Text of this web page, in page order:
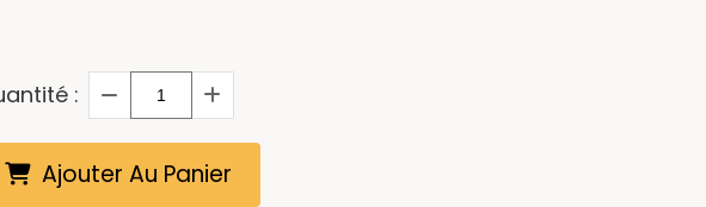
:
Ajouter Au Panier